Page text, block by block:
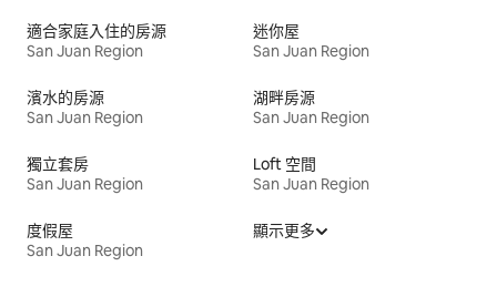
適合家庭入住的房源
San Juan Region
迷你屋
San Juan Region
濱水的房源
San Juan Region
湖畔房源
San Juan Region
獨立套房
San Juan Region
Loft 空間
San Juan Region
度假屋
San Juan Region
顯示更多